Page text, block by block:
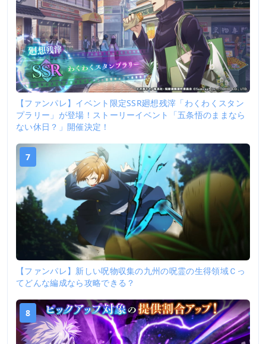
【ファンパレ】イベント限定SSR廻想残滓「わくわくスタン
プラリー」が登場！ストーリーイベント「五条悟のままなら
ない休日？」開催決定！
7
【ファンパレ】新しい呪物収集の九州の呪霊の生得領域Ｃっ
てどんな編成なら攻略できる？
8